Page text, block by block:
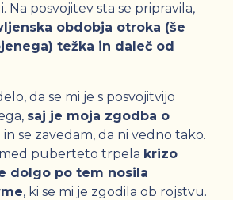
Na posvojitev sta se pripravila,
obdobja otroka (še
težka in daleč od
da se mi je s posvojitvijo
saj je moja zgodba o
in se zavedam, da ni vedno tako.
puberteto trpela krizo
dolgo po tem nosila
, ki se mi je zgodila ob rojstvu.